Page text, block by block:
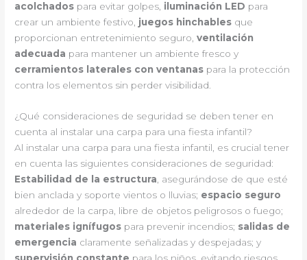
acolchados para evitar golpes, iluminación LED para
crear un ambiente festivo, juegos hinchables que
proporcionan entretenimiento seguro,ventilación
adecuada para mantener un ambiente fresco y
cerramientos laterales con ventanas para la protección
contra los elementos sin perder visibilidad.
¿Qué consideraciones de seguridad se deben tener en
cuenta al instalar una carpa para una fiesta infantil?
Al instalar una carpa para una fiesta infantil, es crucial tener
en cuenta las siguientes consideraciones de seguridad:
Estabilidad de la estructura , asegurándose de que esté
bien anclada y soporte vientos o lluvias; espacio seguro
alrededor de la carpa, libre de objetos peligrosos o fuego;
materiales ignífugos para prevenir incendios; salidas de
emergencia claramente señalizadas y despejadas; y